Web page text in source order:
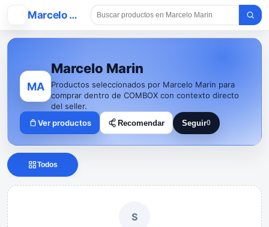
Marcelo Marin
MA
Marcelo Marin
Productos seleccionados por Marcelo Marin para
comprar dentro de COMBOX con contexto directo
del seller.
Ver productos
Recomendar Seguir0
Seguir a Marcelo Marin
Todos
S